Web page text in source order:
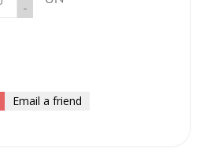
-
Email a friend